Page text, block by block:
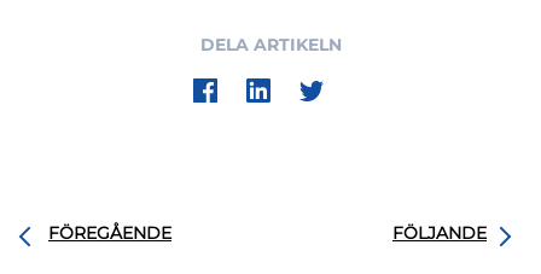
DELA ARTIKELN
FÖREGÅENDE FÖLJANDE